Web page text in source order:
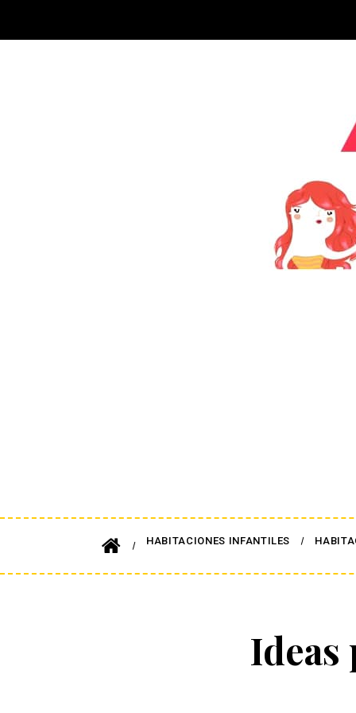
HABITACIONES INFANTILES
Ideas